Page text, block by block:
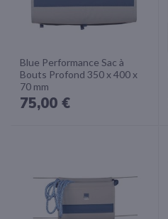
Blue Performance Sac à
Bouts Profond 350 x 400 x
70 mm
75,00 €